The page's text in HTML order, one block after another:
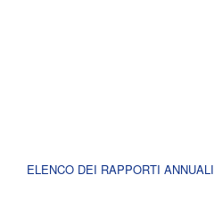
ELENCO DEI RAPPORTI ANNUALI